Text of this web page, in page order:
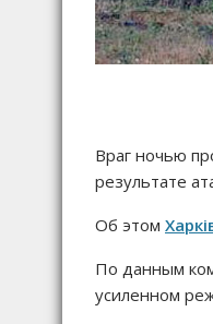
Враг ночью
результате
Об этом
По данным
усиленном